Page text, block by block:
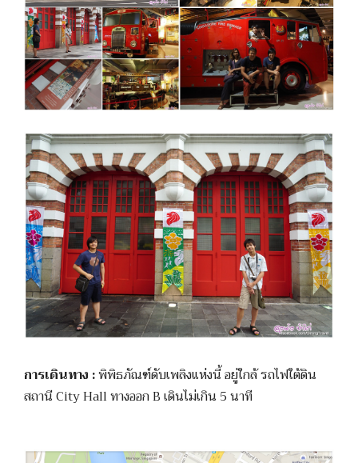
การเดินทาง :พิพิธภัณฑ์ดับเพลิงแห่งนี้ อยู่ใกล้ รถไฟใต้ดิน
สถานี City Hall ทางออก B เดินไม่เกิน 5 นาที